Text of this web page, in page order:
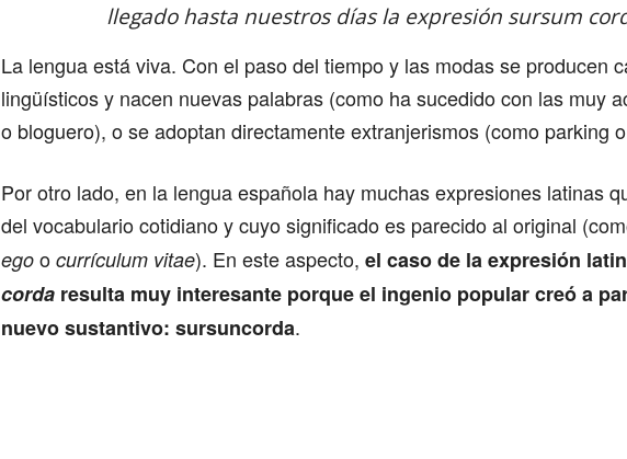
llegado hasta nuestros días la expresión sursum
La lengua está viva. Con el paso del tiempo y las modas se producen
lingüísticos y nacen nuevas palabras (como ha sucedido con las muy
o bloguero), o se adoptan directamente extranjerismos (como parking
Por otro lado, en la lengua española hay muchas expresiones latinas
del vocabulario cotidiano y cuyo significado es parecido al original
ego o currículum vitae). En este aspecto, el caso de la expresión
corda resulta muy interesante porque el ingenio popular creó a
nuevo sustantivo: sursuncorda.